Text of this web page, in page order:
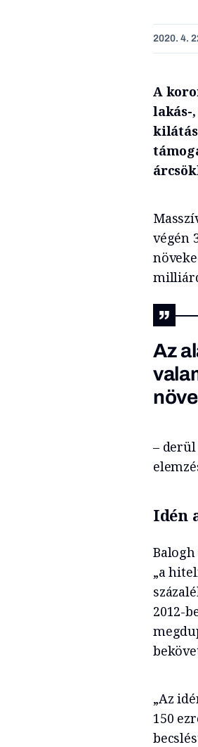
2020. 4.
A
lakás-
végén
Az
–
Idén
„a
2012-
„Az
150